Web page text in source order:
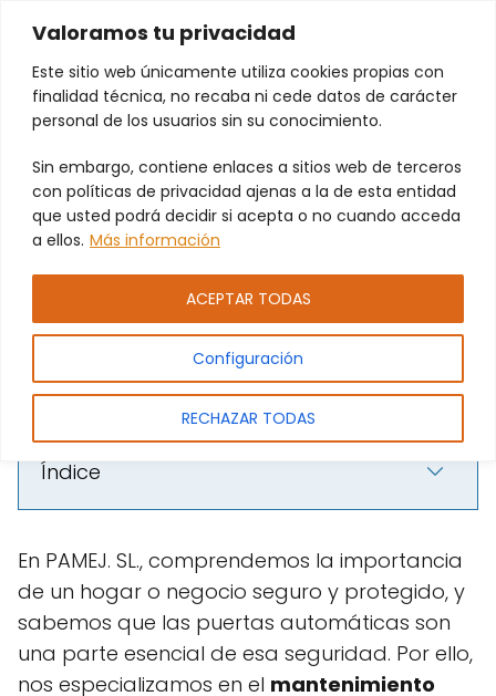
Valoramos tu privacidad
Este sitio web únicamente utiliza cookies propias con
finalidad técnica, no recaba ni cede datos de carácter
personal de los usuarios sin su conocimiento.
Sin embargo, contiene enlaces a sitios web de terceros
con políticas de privacidad ajenas a la de esta entidad
que usted podrá decidir si acepta o no cuando acceda
a ellos. Más información
Configuración
RECHAZAR TODAS
ACEPTAR TODAS
Mantenimiento preventivo para
puertas automáticas en
Índice
En PAMEJ. SL., comprendemos la importancia
de un hogar o negocio seguro y protegido, y
sabemos que las puertas automáticas son
una parte esencial de esa seguridad. Por ello,
nos especializamos en el mantenimiento